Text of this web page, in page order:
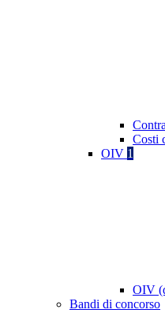
Costi
OIV 1
OIV
Bandi di concorso